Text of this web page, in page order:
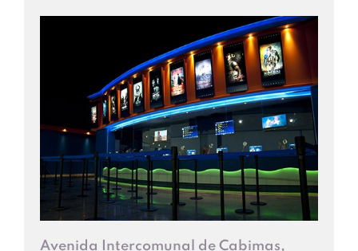
Avenida Intercomunal de Cabimas,